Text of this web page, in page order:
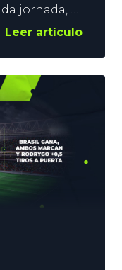
jornada, y
vs Rayo.
La
en el
más en
triunfo
Leer artículo